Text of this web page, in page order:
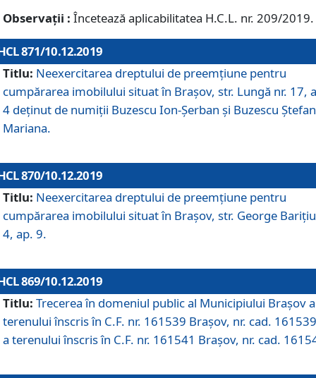
Observații : Încetează aplicabilitatea H.C.L. nr. 209/2019.
871/10.12.2019
Titlu: Neexercitarea dreptului de preemţiune pentru
cumpărarea imobilului situat în Braşov, str. Lungă nr. 17,
4 deţinut de numiţii Buzescu Ion-Şerban și Buzescu
Mariana.
870/10.12.2019
Titlu: Neexercitarea dreptului de preemţiune pentru
cumpărarea imobilului situat în Braşov, str. George
4, ap. 9.
869/10.12.2019
Titlu: Trecerea în domeniul public al Municipiului Braşov a
terenului înscris în C.F. nr. 161539 Brașov, nr. cad.
a terenului înscris în C.F. nr. 161541 Brașov, nr. cad.